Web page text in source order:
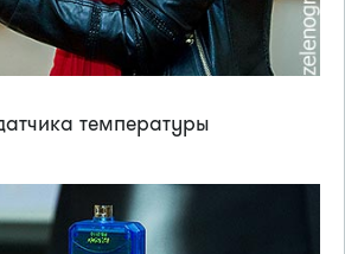
температуры